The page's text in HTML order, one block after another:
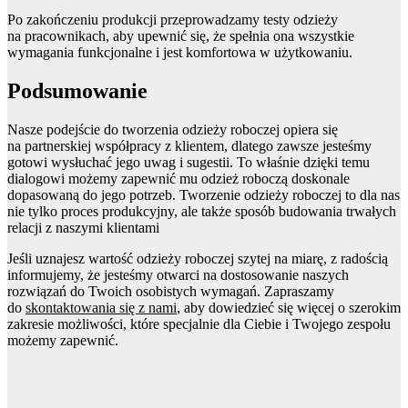
Po zakończeniu produkcji przeprowadzamy testy odzieży
na pracownikach, aby upewnić się, że spełnia ona wszystkie
wymagania funkcjonalne i jest komfortowa w użytkowaniu.
Podsumowanie
Nasze podejście do tworzenia odzieży roboczej opiera się
na partnerskiej współpracy z klientem, dlatego zawsze jesteśmy
gotowi wysłuchać jego uwag i sugestii. To właśnie dzięki temu
dialogowi możemy zapewnić mu odzież roboczą doskonale
dopasowaną do jego potrzeb. Tworzenie odzieży roboczej to dla nas
nie tylko proces produkcyjny, ale także sposób budowania trwałych
relacji z naszymi klientami
Jeśli uznajesz wartość odzieży roboczej szytej na miarę, z radością
informujemy, że jesteśmy otwarci na dostosowanie naszych
rozwiązań do Twoich osobistych wymagań. Zapraszamy
do skontaktowania się z nami, aby dowiedzieć się więcej o szerokim
zakresie możliwości, które specjalnie dla Ciebie i Twojego zespołu
możemy zapewnić.